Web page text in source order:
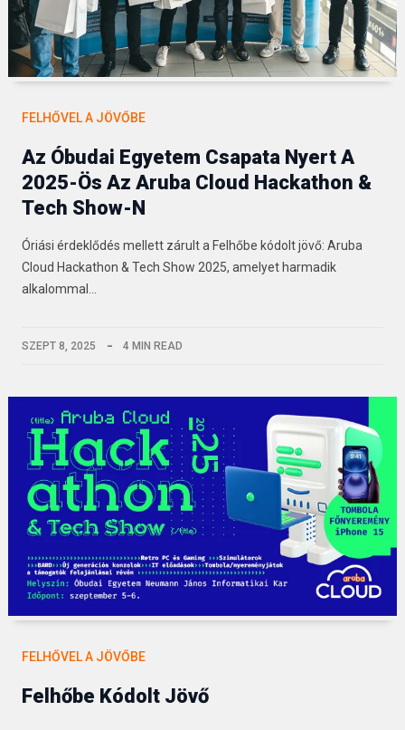
FELHŐVEL A JÖVŐBE
Az Óbudai Egyetem Csapata Nyert A
2025-Ös Az Aruba Cloud Hackathon &
Tech Show-N
Óriási érdeklődés mellett zárult a Felhőbe kódolt jövő: Aruba
Cloud Hackathon & Tech Show 2025, amelyet harmadik
alkalommal…
SZEPT 8, 2025 4 MIN READ
FELHŐVEL A JÖVŐBE
Felhőbe Kódolt Jövő